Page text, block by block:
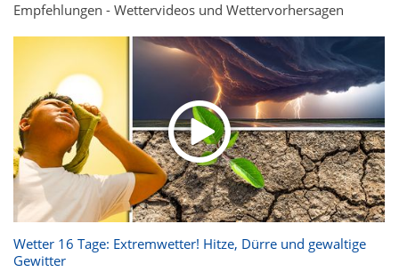
Empfehlungen - Wettervideos und Wettervorhersagen
Wetter 16 Tage: Extremwetter! Hitze, Dürre und gewaltige
Gewitter